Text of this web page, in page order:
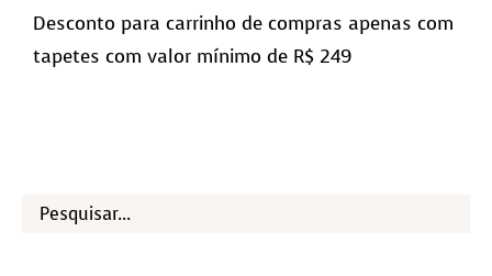
Desconto para carrinho de compras apenas com
tapetes com valor mínimo de R$ 249